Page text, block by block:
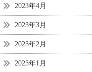
2023年4月
2023年3月
2023年2月
2023年1月